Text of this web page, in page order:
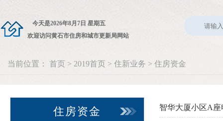
今天是2026年8月7日 星期五
欢迎访问黄石市住房和城市更新局网站
当前位置： 首页 > 2019首页 > 住新业务 > 住房资金
住房资金 智华大厦小区A